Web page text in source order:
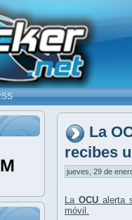
La
recibes
jueves, 29 de
La OCU alerta
móvil.